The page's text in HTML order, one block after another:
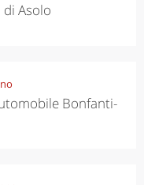
Asolo
Bonfanti-